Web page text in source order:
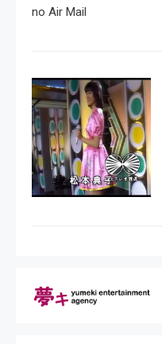
no Air Mail